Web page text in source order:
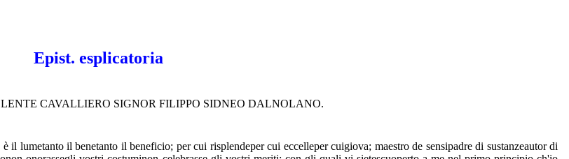
Epist. esplicatoria
CAVALLIERO SIGNOR FILIPPO SIDNEO DALNOLANO.
lumetanto il benetanto il beneficio; per cui risplendeper cui eccelleper cuigiova; maestro de sensipadre di sustanzeautor di